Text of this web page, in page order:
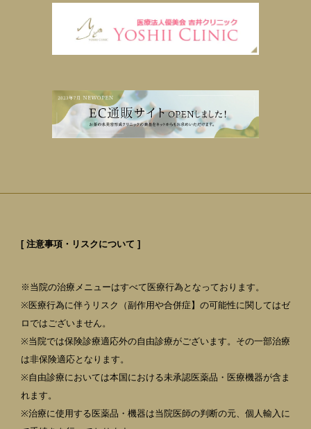
[ 注意事項・リスクについて ]
※当院の治療メニューはすべて医療行為となっております。
※医療行為に伴うリスク（副作用や合併症】の可能性に関してはゼ
ロではございません。
※当院では保険診療適応外の自由診療がございます。その一部治療
は非保険適応となります。
※自由診療においては本国における未承認医薬品・医療機器が含ま
れます。
※治療に使用する医薬品・機器は当院医師の判断の元、個人輸入に